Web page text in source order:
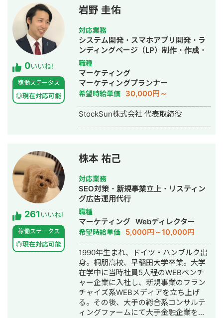
独立。 独立後はフリーランスとなり、
フロントエンドエンジニア兼総合Web
マーケターとして活動。現在はWebコ
ンサルティング会社を創設し、法人と
してStockSunに参画。
0いいね!
稼働ステータス
◎現在対応可能
岩野 圭佑
対応業務
システム開発・スマホアプリ開発・ラ
ンディングページ（LP）制作・作成・
Youtubeチャンネル運営代行・立ち上
げ・ECサイト構築・ネットショップ作
成代行・SEO対策・新規事業立上・
SNS運用代行・ホームページ制作・作
成・リスティング広告運用代行・動画
制作・動画編集
職種
マーケティング
マーケティングプランナー
希望時給単価 30,000円～
StockSun株式会社 代表取締役
261いいね!
稼働ステータス
◎現在対応可能
株本 祐己
対応業務
SEO対策・新規事業立上・リスティン
グ広告運用代行
職種
マーケティング Webディレクター
希望時給単価 5,000円～10,000円
1990年生まれ、ドイツ・ハンブルク出
身。桐朋高校、早稲田大学卒業。大学
在学中に当時社員5人程のWEBベンチ
ャー企業に入社し、新規事業のフラン
チャイズ系WEBメディアを立ち上げ
る。その後、大手の総合系コンサルテ
ィングファームにて大手金融企業を顧